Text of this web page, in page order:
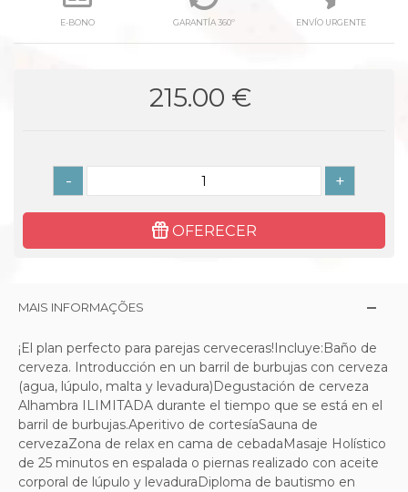
E-BONO GARANTÍA 360º ENVÍO URGENTE
215.00 €
- +
OFERECER
MAIS INFORMAÇÕES
¡El plan perfecto para parejas cerveceras!Incluye:Baño de
cerveza. Introducción en un barril de burbujas con cerveza
(agua, lúpulo, malta y levadura)Degustación de cerveza
Alhambra ILIMITADA durante el tiempo que se está en el
barril de burbujas.Aperitivo de cortesíaSauna de
cervezaZona de relax en cama de cebadaMasaje Holístico
de 25 minutos en espalada o piernas realizado con aceite
corporal de lúpulo y levaduraDiploma de bautismo en